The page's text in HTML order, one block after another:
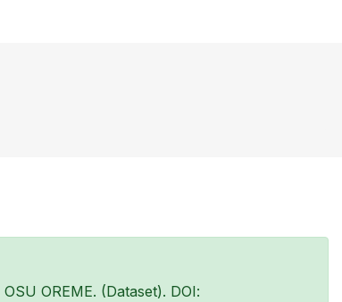
OSU OREME. (Dataset). DOI: